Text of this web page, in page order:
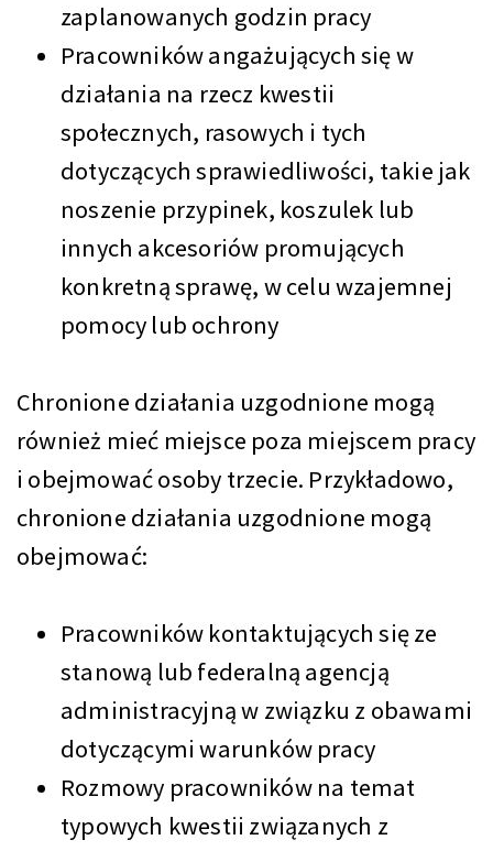
zaplanowanych godzin pracy
Pracowników angażujących się w
działania na rzecz kwestii
społecznych, rasowych i tych
dotyczących sprawiedliwości, takie jak
noszenie przypinek, koszulek lub
innych akcesoriów promujących
konkretną sprawę, w celu wzajemnej
pomocy lub ochrony
Chronione działania uzgodnione mogą
również mieć miejsce poza miejscem pracy
i obejmować osoby trzecie. Przykładowo,
chronione działania uzgodnione mogą
obejmować:
Pracowników kontaktujących się ze
stanową lub federalną agencją
administracyjną w związku z obawami
dotyczącymi warunków pracy
Rozmowy pracowników na temat
typowych kwestii związanych z